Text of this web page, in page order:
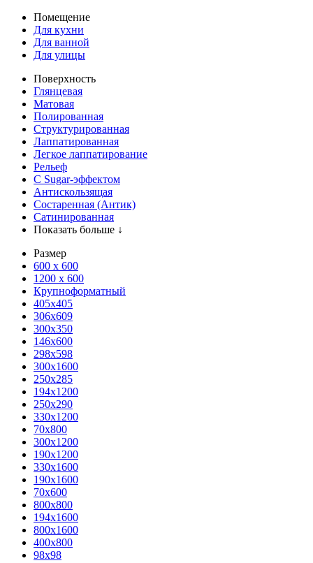
Помещение
Для кухни
Для ванной
Для улицы
Поверхность
Глянцевая
Матовая
Полированная
Структурированная
Лаппатированная
Легкое лаппатирование
Рельеф
С Sugar-эффектом
Антискользящая
Состаренная (Антик)
Сатинированная
Показать больше ↓
Размер
600 х 600
1200 х 600
Крупноформатный
405x405
306x609
300x350
146x600
298x598
300x1600
250x285
194x1200
250x290
330x1200
70x800
300x1200
190x1200
330x1600
190x1600
70x600
800x800
194x1600
800x1600
400х800
98x98